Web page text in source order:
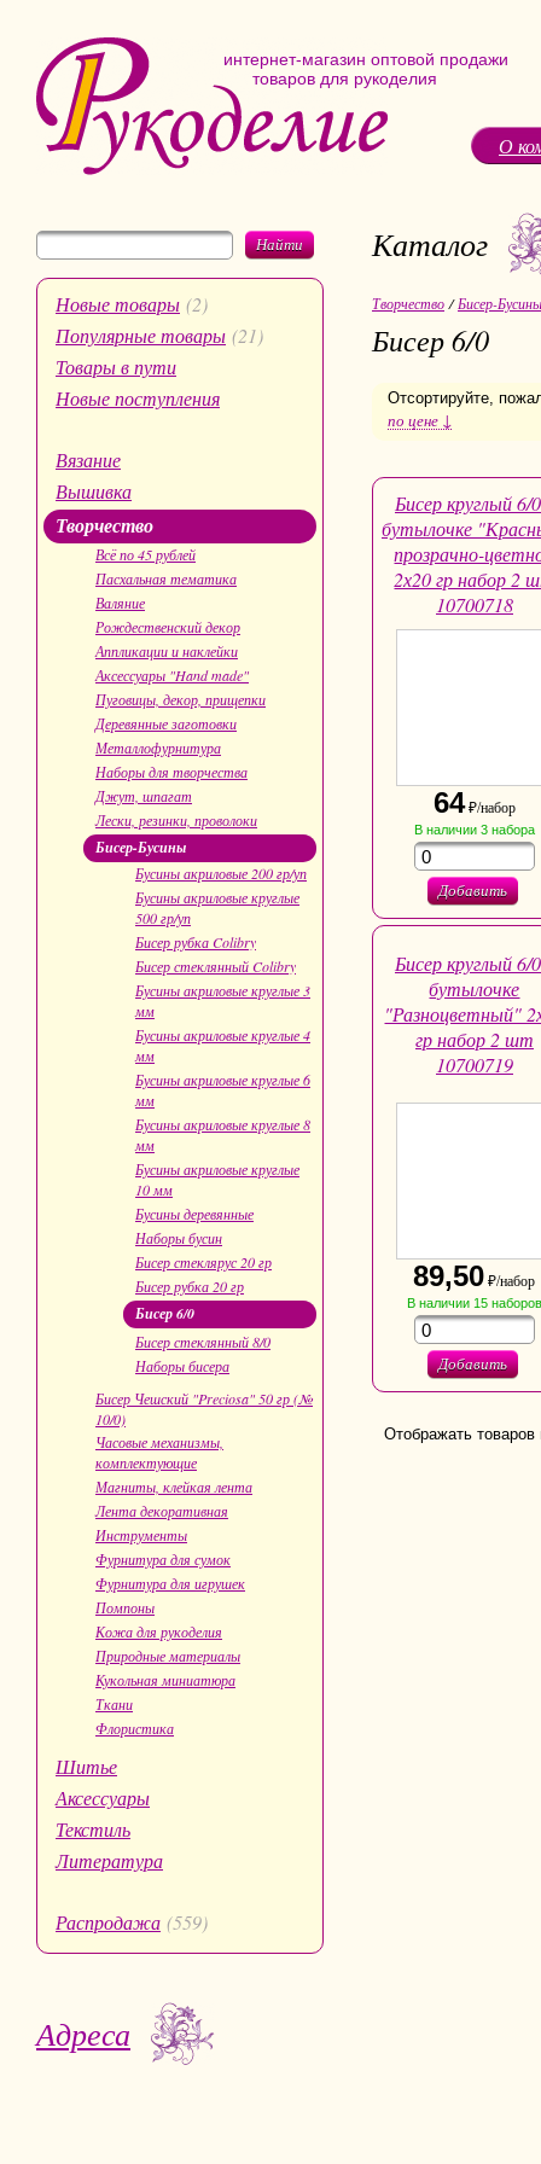
интернет-магазин оптовой продажи
товаров для рукоделия
О
Найти
Новые товары (2)
Популярные товары (21)
Товары в пути
Новые поступления
Вязание
Вышивка
Творчество
Всё по 45 рублей
Пасхальная тематика
Валяние
Рождественский декор
Аппликации и наклейки
Аксессуары "Hand made"
Пуговицы, декор, прищепки
Деревянные заготовки
Металлофурнитура
Наборы для творчества
Джут, шпагат
Лески, резинки, проволоки
Бисер-Бусины
Бусины акриловые 200 гр/уп
Бусины акриловые круглые
500 гр/уп
Бисер рубка Colibry
Бисер стеклянный Colibry
Бусины акриловые круглые 3
мм
Бусины акриловые круглые 4
мм
Бусины акриловые круглые 6
мм
Бусины акриловые круглые 8
мм
Бусины акриловые круглые
10 мм
Бусины деревянные
Наборы бусин
Бисер стеклярус 20 гр
Бисер рубка 20 гр
Бисер 6/0
Бисер стеклянный 8/0
Наборы бисера
Бисер Чешский "Preciosa" 50 гр (№
10/0)
Часовые механизмы,
комплектующие
Магниты, клейкая лента
Лента декоративная
Инструменты
Фурнитура для сумок
Фурнитура для игрушек
Помпоны
Кожа для рукоделия
Природные материалы
Кукольная миниатюра
Ткани
Флористика
Шитье
Аксессуары
Текстиль
Литература
Распродажа (559)
Адреса
Каталог
Творчество /Бисер-Бусины
Бисер 6/0
Отсортируйте,
по цене ↓
Бисер круглый 6/
бутылочке
прозрачно-
2х20 гр набор 2
10700718
64₽/набор
В наличии 3 набора
Добавить
Бисер круглый 6/
бутылочке
"Разноцветный"
гр набор 2 шт
10700719
89,50 ₽/набор
В наличии 15 наборов
Добавить
Отображать